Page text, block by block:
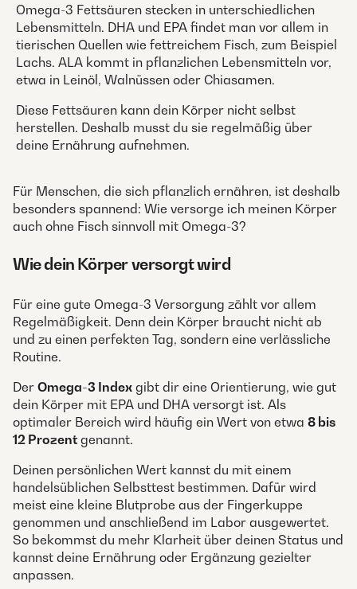
Omega-3 Fettsäuren stecken in unterschiedlichen
Lebensmitteln. DHA und EPA findet man vor allem in
tierischen Quellen wie fettreichem Fisch, zum Beispiel
Lachs. ALA kommt in pflanzlichen Lebensmitteln vor,
etwa in Leinöl, Walnüssen oder Chiasamen.
Diese Fettsäuren kann dein Körper nicht selbst
herstellen. Deshalb musst du sie regelmäßig über
deine Ernährung aufnehmen.
Für Menschen, die sich pflanzlich ernähren, ist deshalb
besonders spannend: Wie versorge ich meinen Körper
auch ohne Fisch sinnvoll mit Omega-3?
Wie dein Körper versorgt wird
Für eine gute Omega-3 Versorgung zählt vor allem
Regelmäßigkeit. Denn dein Körper braucht nicht ab
und zu einen perfekten Tag, sondern eine verlässliche
Routine.
Der Omega-3 Index gibt dir eine Orientierung, wie gut
dein Körper mit EPA und DHA versorgt ist. Als
optimaler Bereich wird häufig ein Wert von etwa 8 bis
12 Prozent genannt.
Deinen persönlichen Wert kannst du mit einem
handelsüblichen Selbsttest bestimmen. Dafür wird
meist eine kleine Blutprobe aus der Fingerkuppe
genommen und anschließend im Labor ausgewertet.
So bekommst du mehr Klarheit über deinen Status und
kannst deine Ernährung oder Ergänzung gezielter
anpassen.